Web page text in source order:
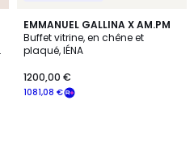
EMMANUEL GALLINA X AM.PM
Buffet vitrine, en chêne et
plaqué, IÉNA
1081,08 €
1200,00 €